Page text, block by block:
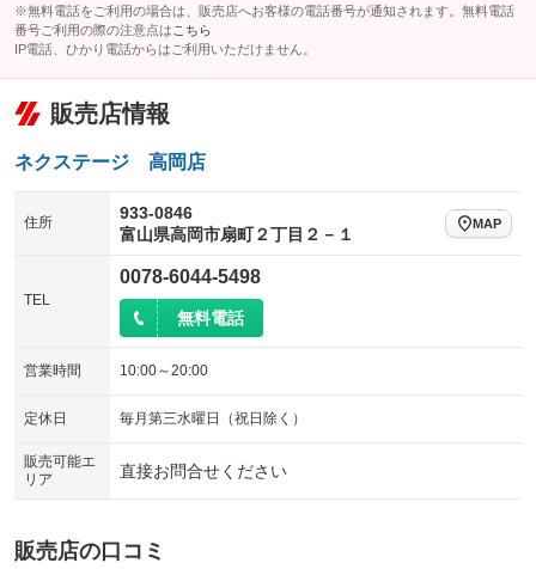
※無料電話をご利用の場合は、販売店へお客様の電話番号が通知されます。無料電話
番号ご利用の際の注意点は こちら
IP電話、ひかり電話からはご利用いただけません。
販売店情報
ネクステージ 高岡店
住所
933-0846
富山県高岡市扇町２丁目２－１
MAP
TEL
0078-6044-5498
無料電話
営業時間 10:00～20:00
定休日 毎月第三水曜日（祝日除く）
販売可能エ
リア
直接お問合せください
販売店の口コミ